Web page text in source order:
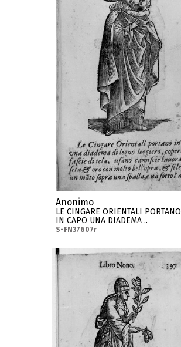
Anonimo
LE CINGARE ORIENTALI PORTANO
IN CAPO UNA DIADEMA ..
S-FN37607r